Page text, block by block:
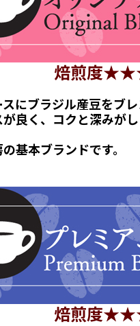
焙煎度
にブラジル産豆をブレ
良く、コクと深みが
基本ブランドです。
焙煎度